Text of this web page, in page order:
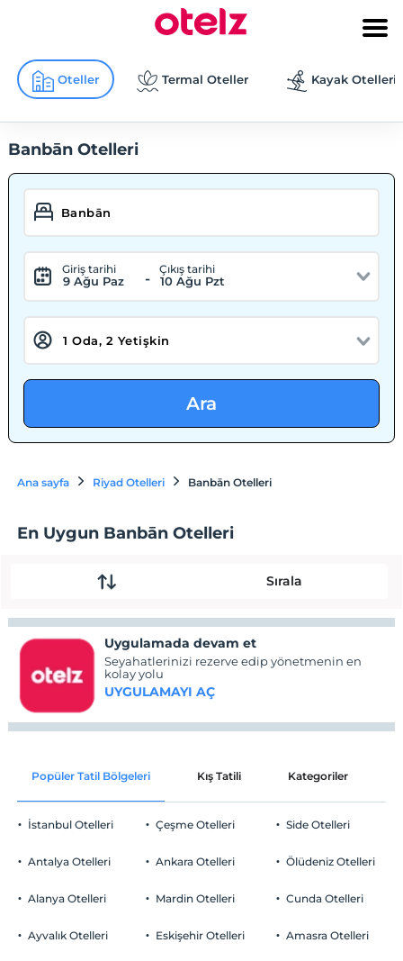
Oteller Termal Oteller Kayak Otelleri
Banbān Otelleri
Giriş tarihi
9 Ağu Paz -
Çıkış tarihi
10 Ağu Pzt
Ara
Ana sayfa Riyad Otelleri Banbān Otelleri
En Uygun Banbān Otelleri
Sırala
Uygulamada devam et
Seyahatlerinizi rezerve edip yönetmenin en
kolay yolu
UYGULAMAYI AÇ
Popüler Tatil Bölgeleri Kış Tatili Kategoriler
İstanbul Otelleri
Antalya Otelleri
Alanya Otelleri
Ayvalık Otelleri
Çeşme Otelleri
Ankara Otelleri
Mardin Otelleri
Eskişehir Otelleri
Side Otelleri
Ölüdeniz Otelleri
Cunda Otelleri
Amasra Otelleri